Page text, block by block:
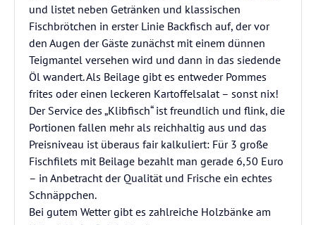
und listet neben Getränken und klassischen
Fischbrötchen in erster Linie Backfisch auf, der vor
den Augen der Gäste zunächst mit einem dünnen
Teigmantel versehen wird und dann in das siedende
Öl wandert. Als Beilage gibt es entweder Pommes
frites oder einen leckeren Kartoffelsalat – sonst nix!
Der Service des „Klibfisch“ ist freundlich und flink, die
Portionen fallen mehr als reichhaltig aus und das
Preisniveau ist überaus fair kalkuliert: Für 3 große
Fischfilets mit Beilage bezahlt man gerade 6,50 Euro
– in Anbetracht der Qualität und Frische ein echtes
Schnäppchen.
Bei gutem Wetter gibt es zahlreiche Holzbänke am